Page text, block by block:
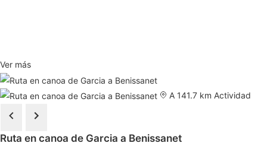
Ver más
A 141.7 km Actividad
Ruta en canoa de Garcia a Benissanet